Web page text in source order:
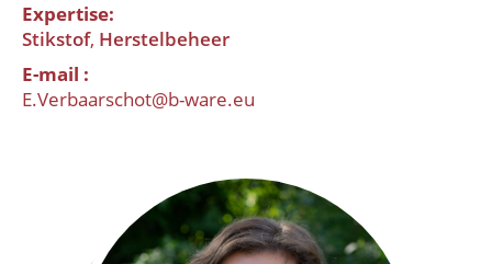
Expertise
Stikstof Herstelbeheer
E-mail
E.Verbaarschot@b-ware.eu